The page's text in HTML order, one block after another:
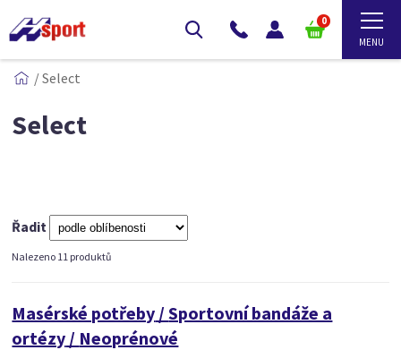
0
/Select
Select
Řadit
Nalezeno 11 produktů
Masérské potřeby /Sportovní bandáže a
ortézy / Neoprénové